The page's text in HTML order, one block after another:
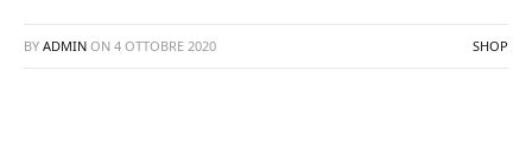
BY ADMIN ON 4 OTTOBRE 2020 SHOP